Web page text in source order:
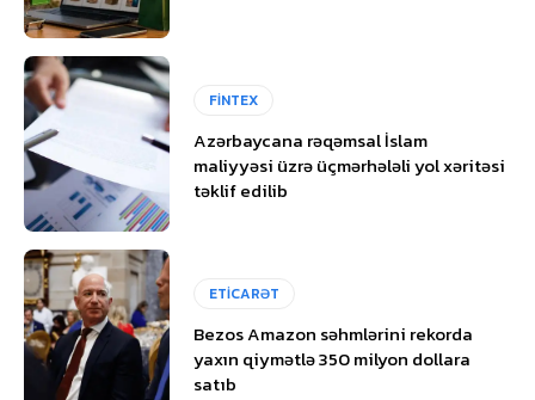
FİNTEX
Azərbaycana rəqəmsal İslam
maliyyəsi üzrə üçmərhələli yol xəritəsi
təklif edilib
ETİCARƏT
Bezos Amazon səhmlərini rekorda
yaxın qiymətlə 350 milyon dollara
satıb